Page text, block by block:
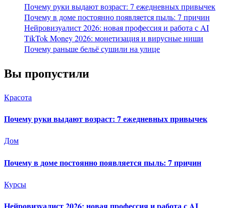
Почему руки выдают возраст: 7 ежедневных привычек
Почему в доме постоянно появляется пыль: 7 причин
Нейровизуалист 2026: новая профессия и работа с AI
TikTok Money 2026: монетизация и вирусные ниши
Почему раньше бельё сушили на улице
Вы пропустили
Красота
Почему руки выдают возраст: 7 ежедневных привычек
Дом
Почему в доме постоянно появляется пыль: 7 причин
Курсы